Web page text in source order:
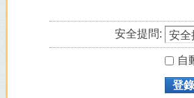
安全提問:
自
登錄